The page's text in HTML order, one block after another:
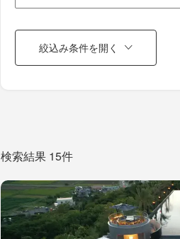
絞込み条件を開く
検索結果 15件